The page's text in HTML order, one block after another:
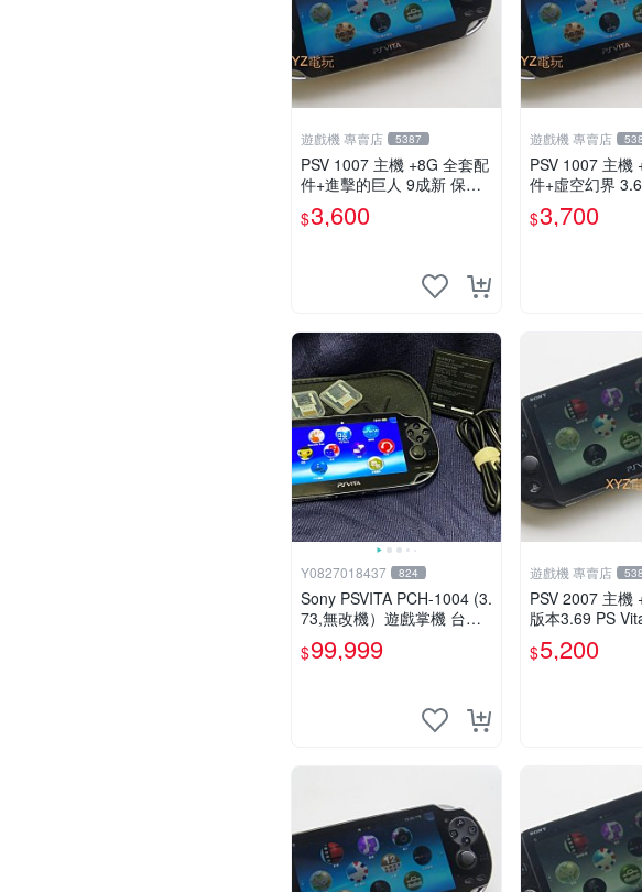
遊戲機 專賣店 5387
PSV 1007 主機 +8G 全套配
件+進擊的巨人 9成新 保修
一年 品質有保障
$3,600
遊戲機 專賣店
PSV 1007 主機
件+虛空幻界 3.69版本 85成
新 PS Vita1007
$3,700
Y0827018437 824
Sony PSVITA PCH-1004 (3.
73,無改機）遊戲掌機 台灣
公司貨
$99,999
遊戲機 專賣店
PSV 2007 主機
版本3.69 PS Vita2007 保修
一年 8成新
$5,200